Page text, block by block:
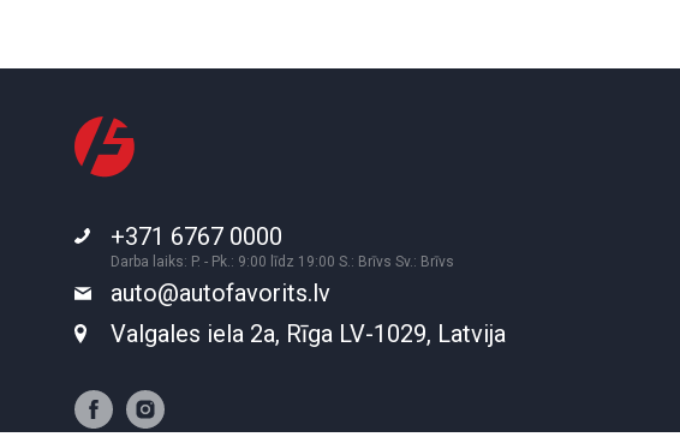
+371 6767 0000
Darba laiks: P. - Pk.: 9:00 līdz 19:00 S.: Brīvs Sv.: Brīvs
auto@autofavorits.lv
Valgales iela 2a, Rīga LV-1029, Latvija